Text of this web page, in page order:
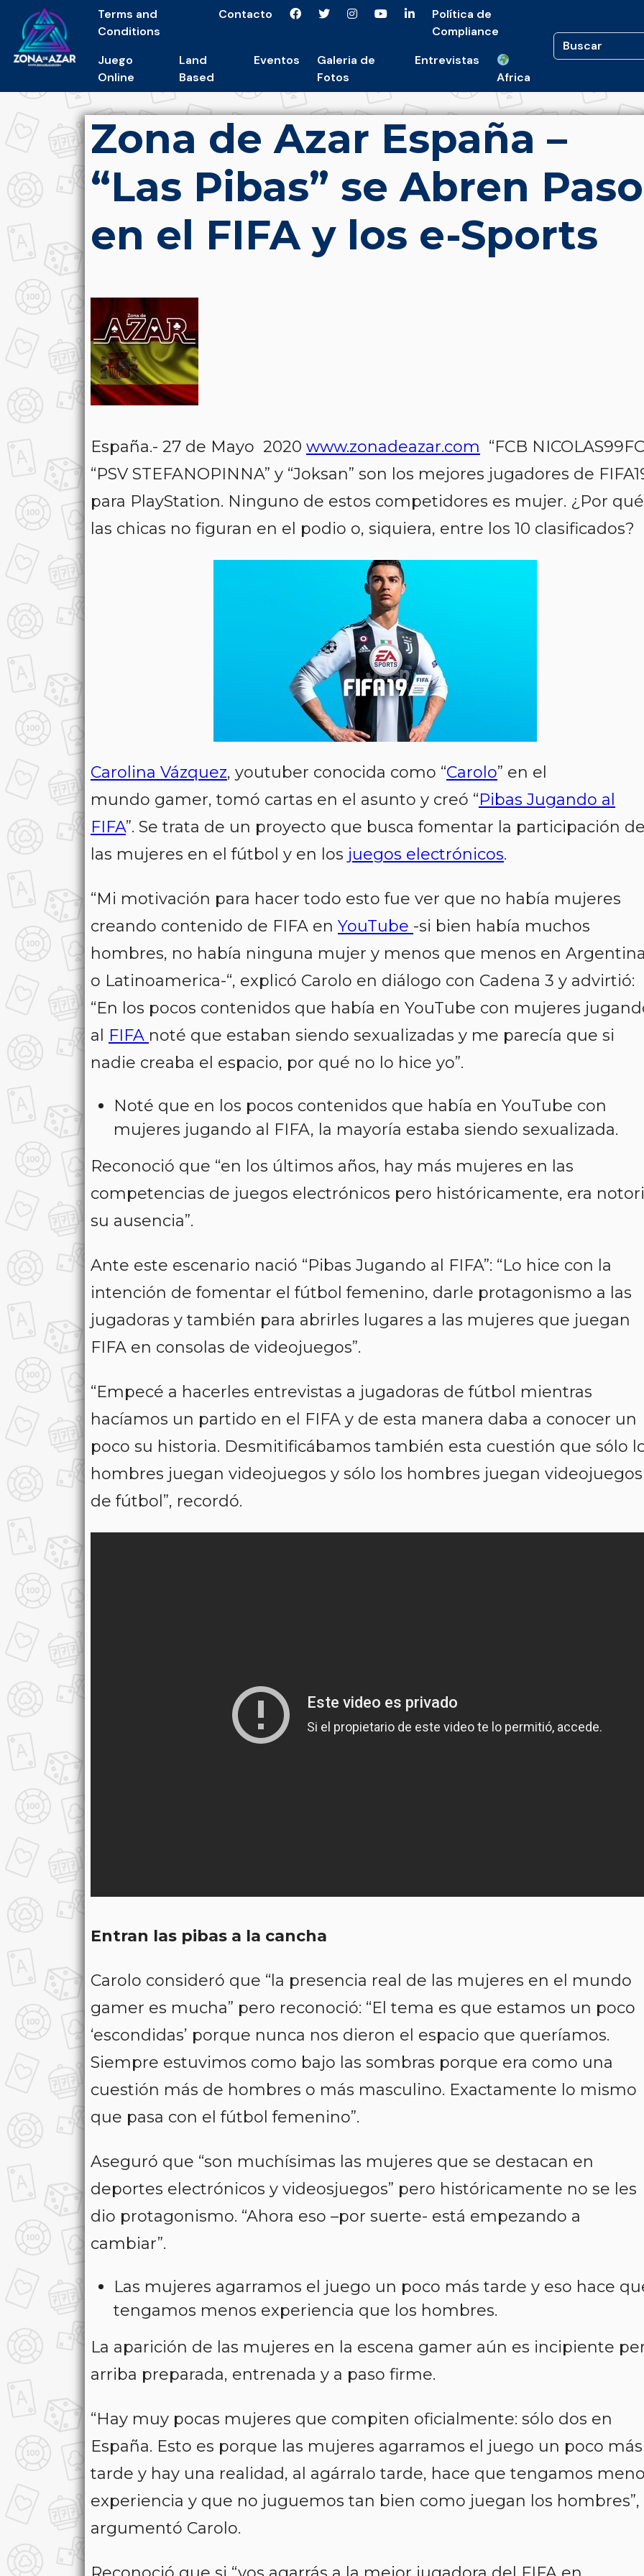
Terms and
Conditions
Contacto
Política de
Compliance
Juego
Online
Land
Based
Eventos
Galeria de
Fotos
Entrevistas
Africa
Zona de Azar España –
“Las Pibas” se Abren Paso
en el FIFA y los e-Sports
España.- 27 de Mayo 2020 www.zonadeazar.com “FCB
“PSV STEFANOPINNA” y “Joksan” son los mejores jugadores de
para PlayStation. Ninguno de estos competidores es mujer. ¿Por qué
las chicas no figuran en el podio o, siquiera, entre los 10 clasificados?
Carolina Vázquez, youtuber conocida como “Carolo” en el
mundo gamer, tomó cartas en el asunto y creó “Pibas Jugando al
FIFA”. Se trata de un proyecto que busca fomentar la participación
las mujeres en el fútbol y en los juegos electrónicos.
“Mi motivación para hacer todo esto fue ver que no había mujeres
creando contenido de FIFA en YouTube -si bien había muchos
hombres, no había ninguna mujer y menos que menos en
o Latinoamerica-“, explicó Carolo en diálogo con Cadena 3 y advirtió:
“En los pocos contenidos que había en YouTube con mujeres
al
FIFA noté que estaban siendo sexualizadas y me parecía que si
nadie creaba el espacio, por qué no lo hice yo”.
Noté que en los pocos contenidos que había en YouTube con
mujeres jugando al FIFA, la mayoría estaba siendo sexualizada.
Reconoció que “en los últimos años, hay más mujeres en las
competencias de juegos electrónicos pero históricamente, era
su ausencia”.
Ante este escenario nació “Pibas Jugando al FIFA”: “Lo hice con la
intención de fomentar el fútbol femenino, darle protagonismo a las
jugadoras y también para abrirles lugares a las mujeres que juegan
FIFA en consolas de videojuegos”.
“Empecé a hacerles entrevistas a jugadoras de fútbol mientras
hacíamos un partido en el FIFA y de esta manera daba a conocer un
poco su historia. Desmitificábamos también esta cuestión que sólo
hombres juegan videojuegos y sólo los hombres juegan videojuegos
de fútbol”, recordó.
Entran las pibas a la cancha
Carolo consideró que “la presencia real de las mujeres en el mundo
gamer es mucha” pero reconoció: “El tema es que estamos un poco
‘escondidas’ porque nunca nos dieron el espacio que queríamos.
Siempre estuvimos como bajo las sombras porque era como una
cuestión más de hombres o más masculino. Exactamente lo mismo
que pasa con el fútbol femenino”.
Aseguró que “son muchísimas las mujeres que se destacan en
deportes electrónicos y videosjuegos” pero históricamente no se les
dio protagonismo. “Ahora eso –por suerte- está empezando a
cambiar”.
Las mujeres agarramos el juego un poco más tarde y eso hace
tengamos menos experiencia que los hombres.
La aparición de las mujeres en la escena gamer aún es incipiente
arriba preparada, entrenada y a paso firme.
“Hay muy pocas mujeres que compiten oficialmente: sólo dos en
España. Esto es porque las mujeres agarramos el juego un poco más
tarde y hay una realidad, al agárralo tarde, hace que tengamos
experiencia y que no juguemos tan bien como juegan los hombres”,
argumentó Carolo.